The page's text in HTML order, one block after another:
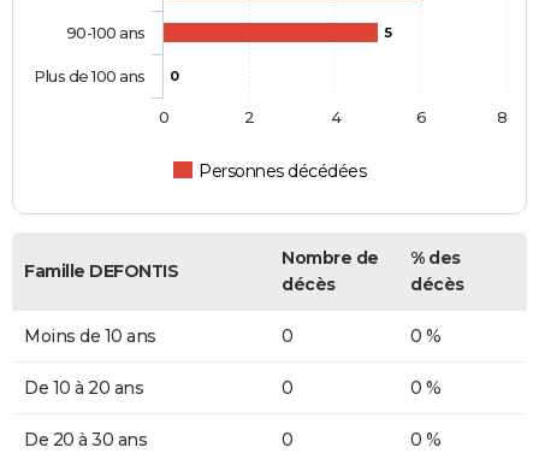
5
0
Personnes décédées
90-100 ans
Plus de 100 ans
0 2 4 6 8
Famille DEFONTIS
Nombre de
décès
% des
décès
Moins de 10 ans 0 0 %
De 10 à 20 ans 0 0 %
De 20 à 30 ans 0 0 %